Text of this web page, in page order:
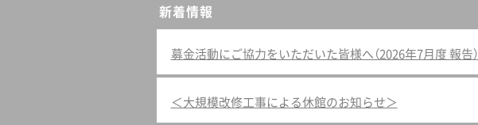
新着情報
募金活動にご協力をいただいた皆様へ（2026年7月度 報告）
＜大規模改修工事による休館のお知らせ＞